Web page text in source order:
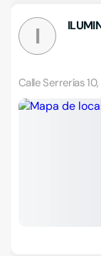
I
Calle Serrerías